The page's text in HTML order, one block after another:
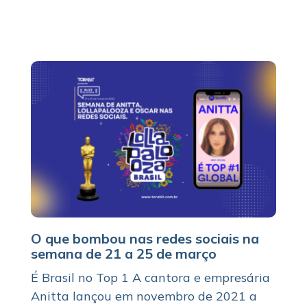
O que bombou nas redes sociais na
semana de 21 a 25 de março
É Brasil no Top 1 A cantora e empresária
Anitta lançou em novembro de 2021 a